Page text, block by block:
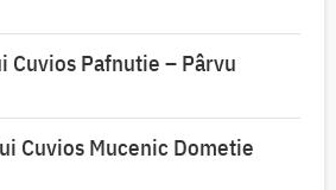
Cuvios Pafnutie – Pârvu
Cuvios Mucenic Dometie